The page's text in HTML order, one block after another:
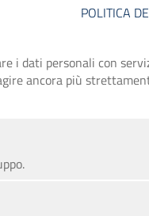
POLITICA
i dati personali con
ancora più